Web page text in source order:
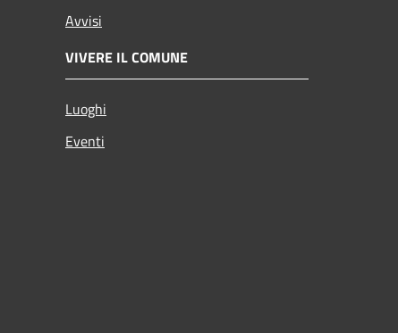
Avvisi
VIVERE IL COMUNE
Luoghi
Eventi